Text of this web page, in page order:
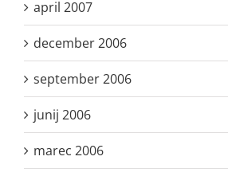
april 2007
december 2006
september 2006
junij 2006
marec 2006